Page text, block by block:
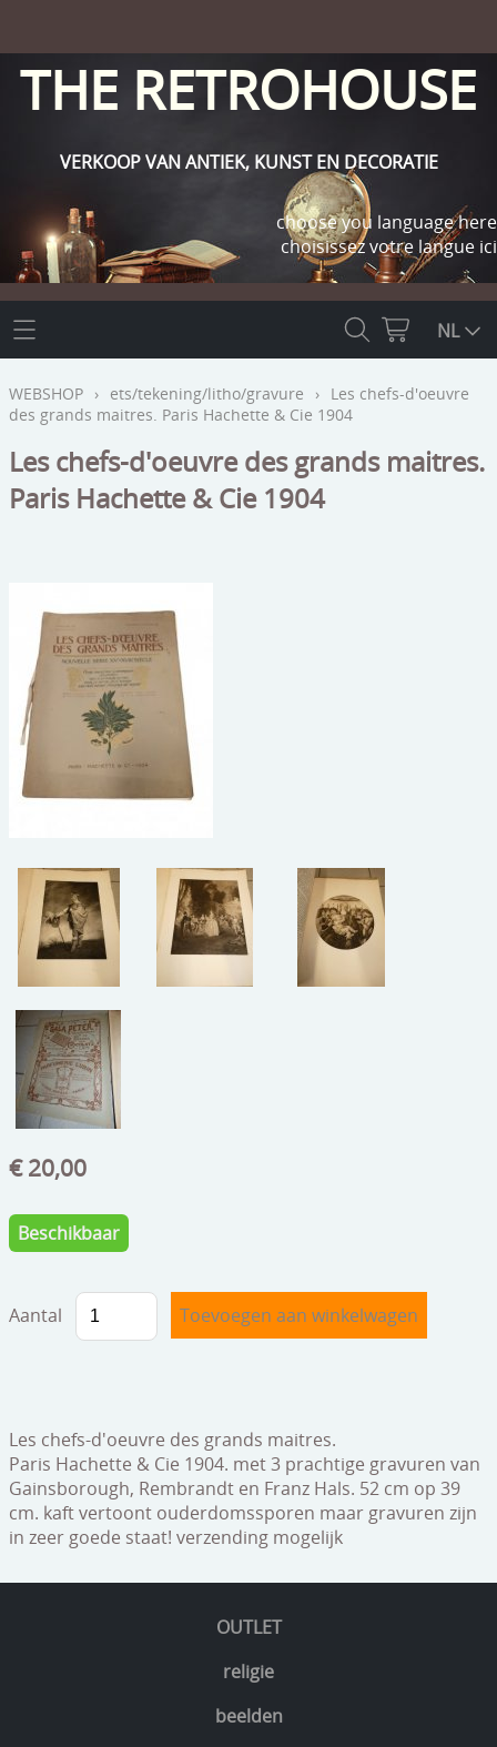
THE RETROHOUSE
VERKOOP VAN ANTIEK, KUNST EN DECORATIE
choose you language here
choisissez votre langue ici
THE RETROHOUSE
WEBSHOP
religie
reclamevoorwerpen/merken
curiosa
schilderijen
porselein/aardewerk
juwelen/horloges/brillen
ets/tekening/litho/gravure
glaswerk
lamp/luchter
speelgoed
zilverwerk
klokken
boeken
KLANT WORDEN / INLOGGEN
NL
OUTLET
religie
beelden
WEBSHOP › ets/tekening/litho/gravure › Les chefs-d'oeuvre
des grands maitres. Paris Hachette & Cie 1904
Les chefs-d'oeuvre des grands maitres.
Paris Hachette & Cie 1904
€ 20,00
Beschikbaar
Aantal
Les chefs-d'oeuvre des grands maitres.
Paris Hachette & Cie 1904. met 3 prachtige gravuren van
Gainsborough, Rembrandt en Franz Hals. 52 cm op 39
cm. kaft vertoont ouderdomssporen maar gravuren zijn
in zeer goede staat! verzending mogelijk